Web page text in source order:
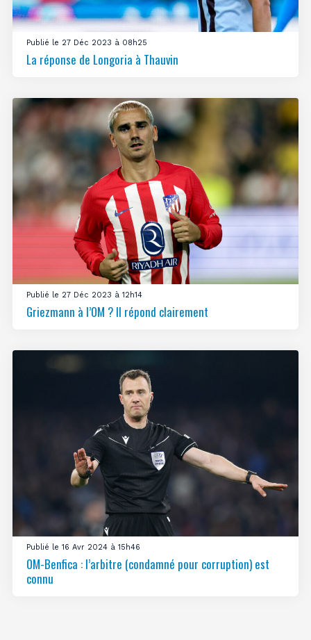
Publié le 27 Déc 2023 à 08h25
La réponse de Longoria à Thauvin
Publié le 27 Déc 2023 à 12h14
Griezmann à l’OM ? Il répond clairement
Publié le 16 Avr 2024 à 15h46
OM-Benfica : l’arbitre (condamné pour corruption) est
connu